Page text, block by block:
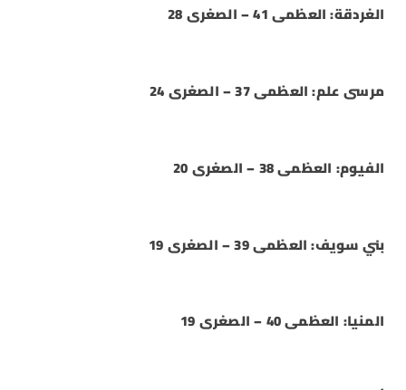
الغردقة: العظمى 41 – الصغرى 28
مرسى علم: العظمى 37 – الصغرى 24
الفيوم: العظمى 38 – الصغرى 20
بني سويف: العظمى 39 – الصغرى 19
المنيا: العظمى 40 – الصغرى 19